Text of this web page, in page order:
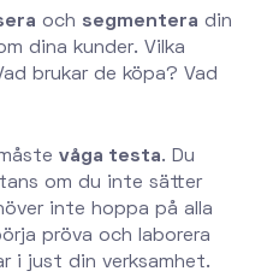
och segmentera din
dina kunder. Vilka
brukar de köpa? Vad
våga testa. Du
om du inte sätter
inte hoppa på alla
pröva och laborera
i just din verksamhet.